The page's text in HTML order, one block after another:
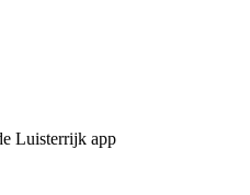
Luisterrijk app